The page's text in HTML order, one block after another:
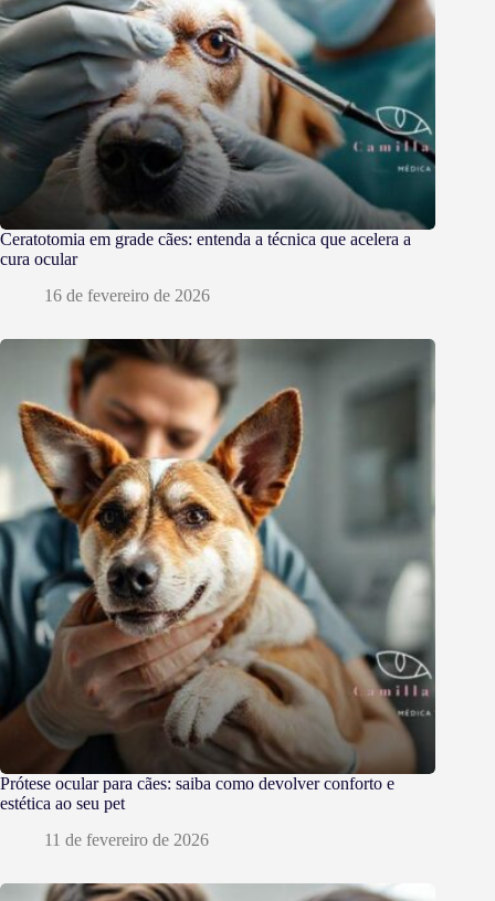
Ceratotomia em grade cães: entenda a técnica que acelera a
cura ocular
16 de fevereiro de 2026
Prótese ocular para cães: saiba como devolver conforto e
estética ao seu pet
11 de fevereiro de 2026